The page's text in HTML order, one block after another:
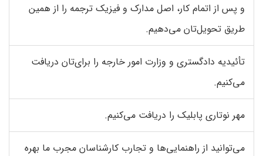
و پس از اتمام کار، اصل مدارک و فیزیک ترجمه را از همین
طریق تحویل‌تان می‌دهیم.
تأئیدیه دادگستری و وزارت امور خارجه را برای‌تان دریافت
می‌کنیم.
مهر نوتاری پابلیک را دریافت می‌کنیم.
می‌توانید از راهنمایی‌ها و تجارب کارشناسان مجرب ما بهره